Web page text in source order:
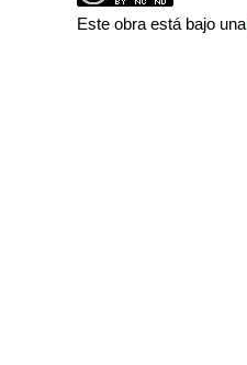
Este obra está bajo una